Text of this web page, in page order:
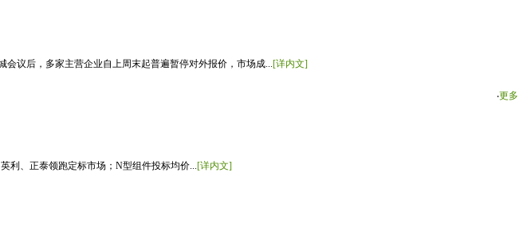
议后，多家主营企业自上周末起普遍暂停对外报价，市场成...[详内文]
‧更多
利、正泰领跑定标市场；N型组件投标均价... [详内文]